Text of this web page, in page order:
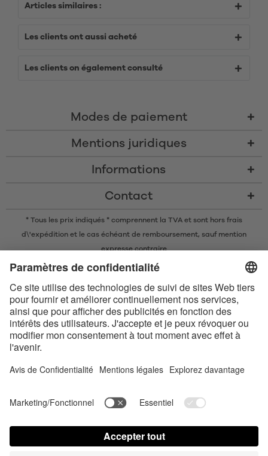
Articles similaires :
Les clients ont aussi acheté
Les clients on également consulté
Modes de paiement
Mentions juridiques
Informations
Contact
* Tous les prix indiqués * comprennent la TVA et sont hors frais
d\'expédition et le cas échéant de remboursement, sauf mention
expresse contraire
* La marque nominative et les logos Bluetooth® sont des marques
utilisation de ces marques par Satisfyer GmbH est soumise à une licence.
Apple, le logo Apple et Apple Watch sont des marques commerciales
d’Apple Inc. Google Play et le logo Google Play sont des marques
commerciales de Google LLC.